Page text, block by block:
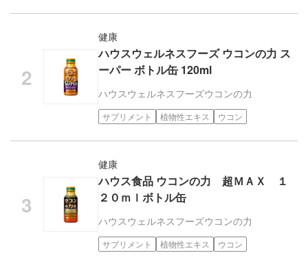
健康
ハウスウェルネスフーズ ウコンの力 ス
ーパー ボトル缶 120ml
ハウスウェルネスフーズウコンの力
サプリメント 植物性エキス ウコン
健康
ハウス食品 ウコンの力 超ＭＡＸ １
２０ｍｌボトル缶
ハウスウェルネスフーズウコンの力
サプリメント 植物性エキス ウコン